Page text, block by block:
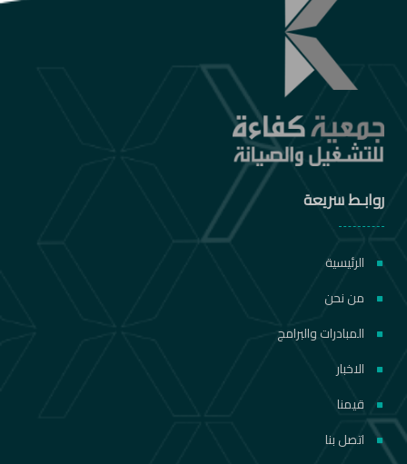
روابـط سريعة
الرئيسية
من نحن
المبادرات والبرامج
الاخبار
قيمنا
اتصل بنا